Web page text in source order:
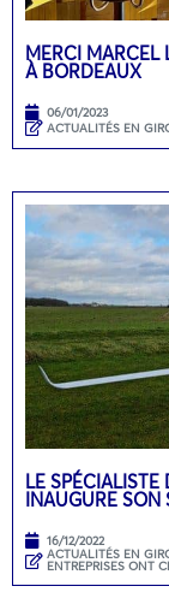
MERCI MARCEL
À BORDEAUX
06/01/2023
ACTUALITÉS EN
LE
INAUGURE SON
16/12/2022
ACTUALITÉS EN
ENTREPRISES ONT